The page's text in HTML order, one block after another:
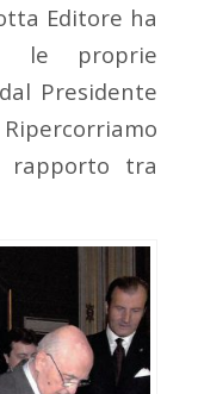
Editore ha
le proprie
Presidente
rapporto tra